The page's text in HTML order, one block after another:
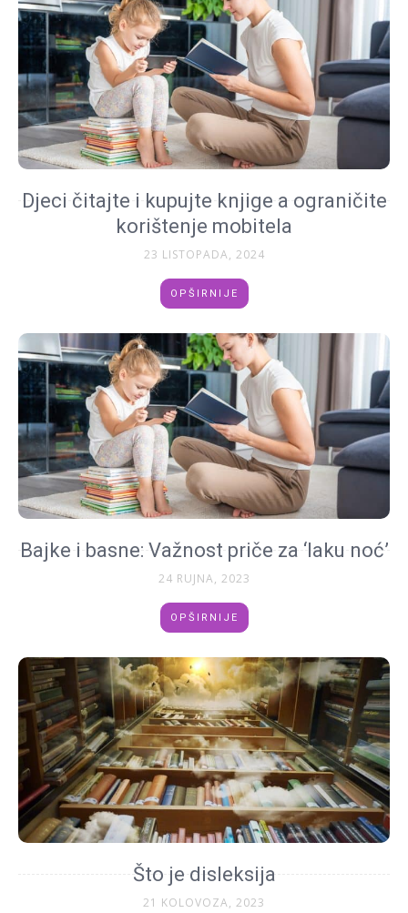
Djeci čitajte i kupujte knjige a ograničite
korištenje mobitela
23 LISTOPADA, 2024
OPŠIRNIJE
Bajke i basne: Važnost priče za ‘laku noć’
24 RUJNA, 2023
OPŠIRNIJE
Što je disleksija
21 KOLOVOZA, 2023